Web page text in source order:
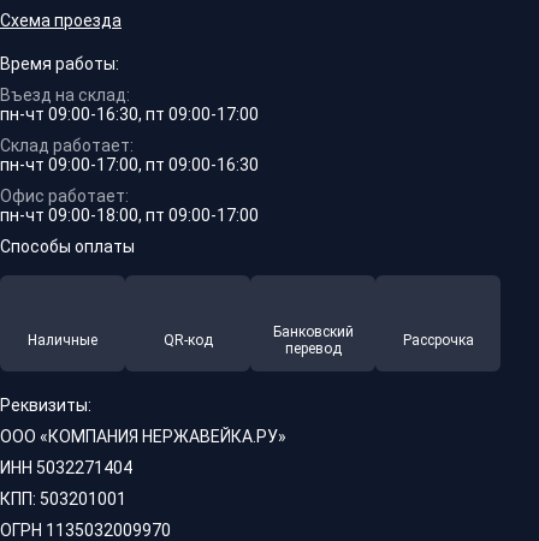
Схема проезда
Время работы:
Въезд на склад:
пн-чт 09:00-16:30, пт 09:00-17:00
Склад работает:
пн-чт 09:00-17:00, пт 09:00-16:30
Офис работает:
пн-чт 09:00-18:00, пт 09:00-17:00
Способы оплаты
Наличные QR-код
Банковский
перевод
Рассрочка
Реквизиты:
ООО «КОМПАНИЯ НЕРЖАВЕЙКА.РУ»
ИНН 5032271404
КПП: 503201001
ОГРН 1135032009970